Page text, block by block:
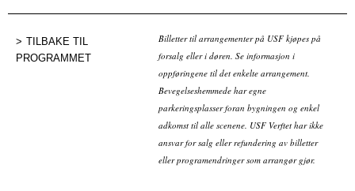
TILBAKE TIL
PROGRAMMET
Billetter til arrangementer på USF kjøpes på
forsalg eller i døren. Se informasjon i
oppføringene til det enkelte arrangement.
Bevegelseshemmede har egne
parkeringsplasser foran bygningen og enkel
adkomst til alle scenene. USF Verftet har ikke
ansvar for salg eller refundering av billetter
eller programendringer som arrangør gjør.